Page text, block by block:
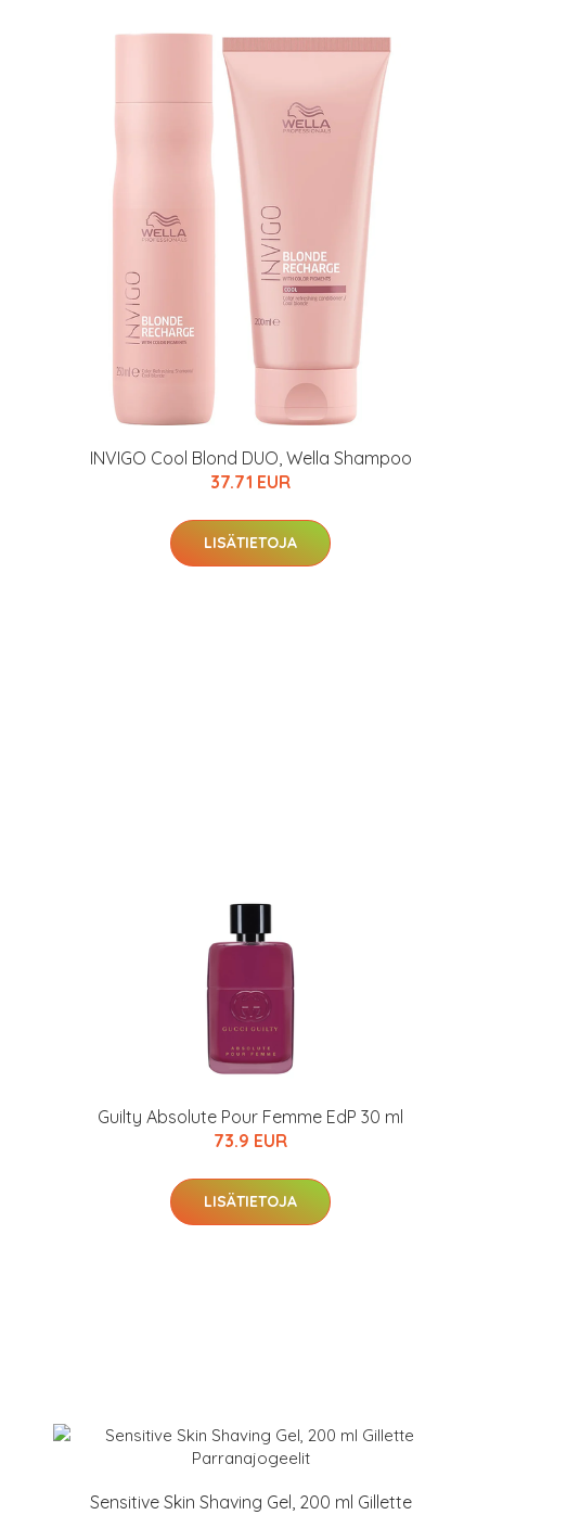
INVIGO Cool Blond DUO, Wella Shampoo
37.71 EUR
LISÄTIETOJA
Guilty Absolute Pour Femme EdP 30 ml
73.9 EUR
LISÄTIETOJA
Sensitive Skin Shaving Gel, 200 ml Gillette